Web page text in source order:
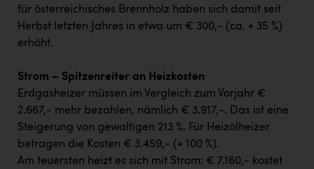
für österreichisches Brennholz haben sich damit seit
Herbst letzten Jahres in etwa um € 300,- (ca. + 35 %)
erhöht.
Strom – Spitzenreiter an Heizkosten
Erdgasheizer müssen im Vergleich zum Vorjahr €
2.667,- mehr bezahlen, nämlich € 3.917,-. Das ist eine
Steigerung von gewaltigen 213 %. Für Heizölheizer
betragen die Kosten € 3.459,- (+ 100 %).
Am teuersten heizt es sich mit Strom: € 7.160,- kostet